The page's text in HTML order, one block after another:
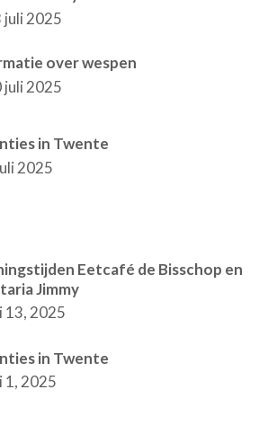
juli 2025
over wespen
juli 2025
in Twente
2025
Eetcafé de Bisschop en
Jimmy
13, 2025
in Twente
1, 2025